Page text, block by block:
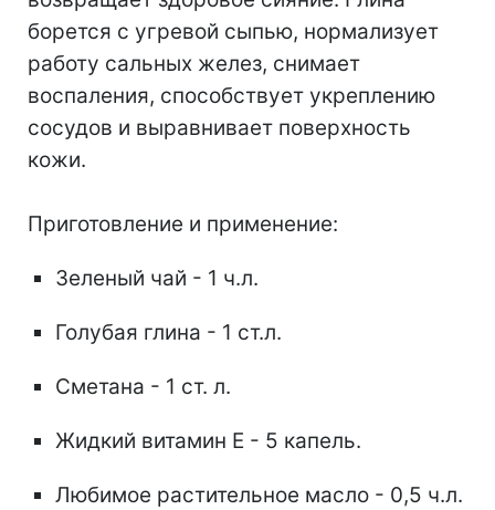
борется с угревой сыпью, нормализует
работу сальных желез, снимает
воспаления, способствует укреплению
сосудов и выравнивает поверхность
кожи.
Приготовление и применение:
Зеленый чай - 1 ч.л.
Голубая глина - 1 ст.л.
Сметана - 1 ст. л.
Жидкий витамин Е - 5 капель.
Любимое растительное масло - 0,5 ч.л.